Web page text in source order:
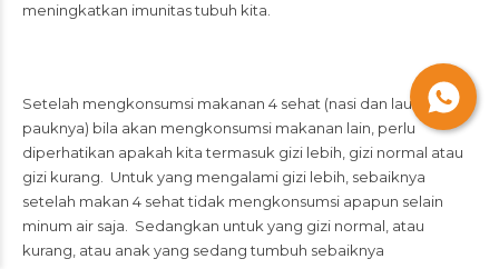
meningkatkan imunitas tubuh kita.
Setelah mengkonsumsi makanan 4 sehat (nasi dan lauk
pauknya) bila akan mengkonsumsi makanan lain, perlu
diperhatikan apakah kita termasuk gizi lebih, gizi normal atau
gizi kurang. Untuk yang mengalami gizi lebih, sebaiknya
setelah makan 4 sehat tidak mengkonsumsi apapun selain
minum air saja. Sedangkan untuk yang gizi normal, atau
kurang, atau anak yang sedang tumbuh sebaiknya